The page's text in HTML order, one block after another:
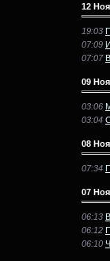
12
19:03
07:09
07:07
09
03:06
03:04
08
07:34
07
06:13
06:12
06:10